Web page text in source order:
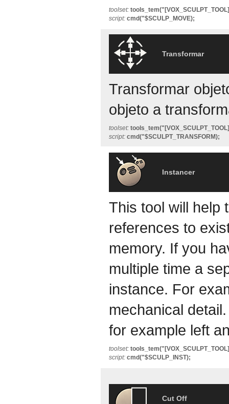
toolset:
script: cmd("$SCULP_MOVE);
Transformar
Transformar
objeto a
toolset:
script: cmd("$SCULPT_TRANSFORM);
Instancer
This tool will help
references to
memory. If you
multiple time a
instance. For
mechanical
for example left
toolset:
script: cmd("$SCULP_INST);
Cut Off